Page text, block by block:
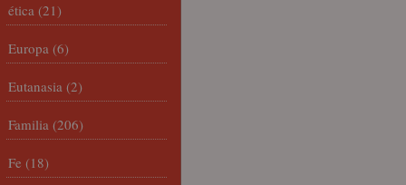
ética (21)
Europa (6)
Eutanasia (2)
Familia (206)
Fe (18)